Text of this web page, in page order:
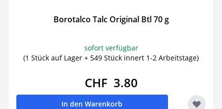
Borotalco Talc Original Btl 70 g
sofort verfügbar
(1 Stück auf Lager + 549 Stück innert 1-2 Arbeitstage)
CHF 3.80
In den Warenkorb